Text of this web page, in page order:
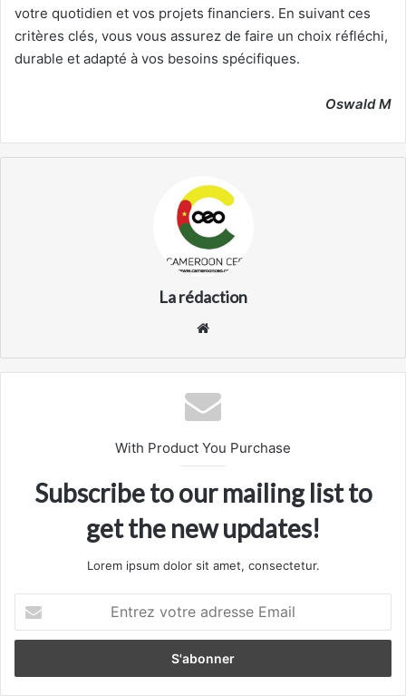
votre quotidien et vos projets financiers. En suivant ces
critères clés, vous vous assurez de faire un choix réfléchi,
durable et adapté à vos besoins spécifiques.
Oswald M
La rédaction
With Product You Purchase
Subscribe to our mailing list to
get the new updates!
Lorem ipsum dolor sit amet, consectetur.
votre
adresse